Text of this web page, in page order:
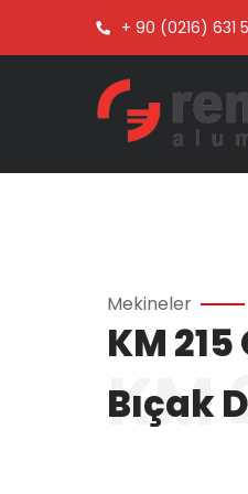
+ 90 (0216) 631
KM
Mekineler
KM
Bıçak